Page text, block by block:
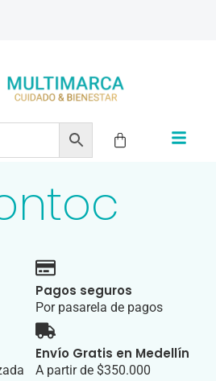
Pagos seguros
Por pasarela de pagos
Envío Gratis en Medellín
A partir de $350.000